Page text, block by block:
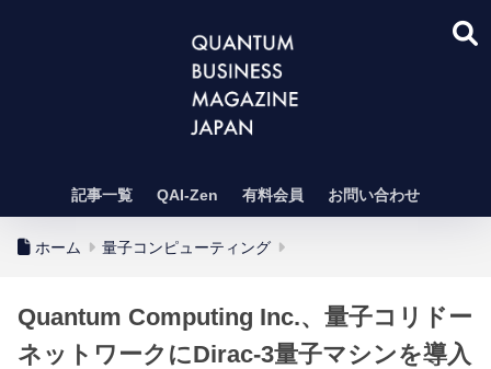
記事一覧 QAI-Zen 有料会員 お問い合わせ
ホーム 量子コンピューティング
Quantum Computing Inc.、量子コリドー
ネットワークにDirac-3量子マシンを導入